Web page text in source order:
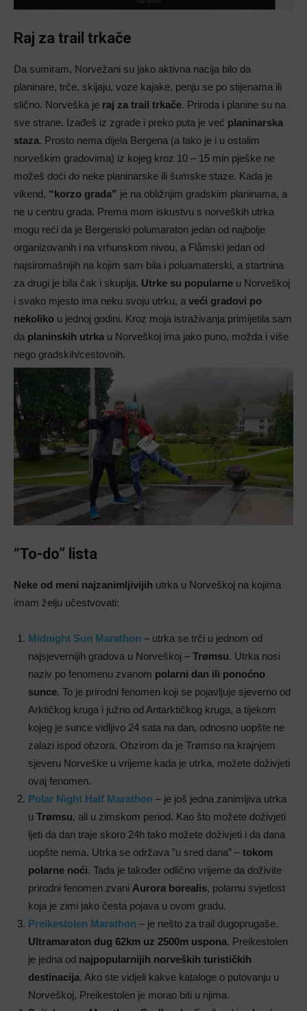
Raj za trail trkače
Da sumiram, Norvežani su jako aktivna nacija bilo da
planinare, trče, skijaju, voze kajake, penju se po stijenama ili
slično. Norveška je raj za trail trkače. Priroda i planine su na
sve strane. Izađeš iz zgrade i preko puta je već planinarska
staza. Prosto nema dijela Bergena (a tako je i u ostalim
norveškim gradovima) iz kojeg kroz 10 – 15 min pješke ne
možeš doći do neke planinarske ili šumske staze. Kada je
vikend, “korzo grada” je na obližnjim gradskim planinama, a
ne u centru grada. Prema mom iskustvu s norveških utrka
mogu reći da je Bergenski polumaraton jedan od najbolje
organizovanih i na vrhunskom nivou, a Flåmski jedan od
najsiromašnijih na kojim sam bila i poluamaterski, a startnina
za drugi je bila čak i skuplja. Utrke su popularne u Norveškoj
i svako mjesto ima neku svoju utrku, a veći gradovi po
nekoliko u jednoj godini. Kroz moja istraživanja primijetila sam
da planinskih utrka u Norveškoj ima jako puno, možda i više
nego gradskih/cestovnih.
“To-do” lista
Neke od meni najzanimljivijih utrka u Norveškoj na kojima
imam želju učestvovati:
Midnight Sun Marathon – utrka se trči u jednom od
najsjevernijih gradova u Norveškoj – Trømsu. Utrka nosi
naziv po fenomenu zvanom polarni dan ili ponoćno
sunce. To je prirodni fenomen koji se pojavljuje sjeverno od
Arktičkog kruga i južno od Antarktičkog kruga, a tijekom
kojeg je sunce vidljivo 24 sata na dan, odnosno uopšte ne
zalazi ispod obzora. Obzirom da je Trømso na krajnjem
sjeveru Norveške u vrijeme kada je utrka, možete doživjeti
ovaj fenomen.
Polar Night Half Marathon – je još jedna zanimljiva utrka
u Trømsu, ali u zimskom period. Kao što možete doživjeti
ljeti da dan traje skoro 24h tako možete doživjeti i da dana
uopšte nema. Utrka se održava ”u sred dana” – tokom
polarne noći. Tada je također odlično vrijeme da doživite
prirodni fenomen zvani Aurora borealis, polarnu svjetlost
koja je zimi jako česta pojava u ovom gradu.
Preikestolen Marathon – je nešto za trail dugoprugaše.
Ultramaraton dug 62km uz 2500m uspona. Preikestolen
je jedna od najpopularnijih norveških turističkih
destinacija. Ako ste vidjeli kakve kataloge o putovanju u
Norveškoj, Preikestolen je morao biti u njima.